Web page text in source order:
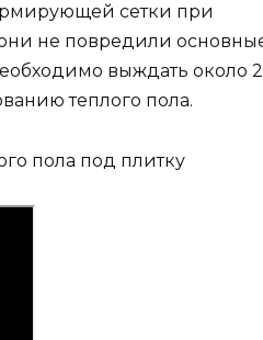
сетки при
не повредили
выждать около
теплого пола.
пола под плитку